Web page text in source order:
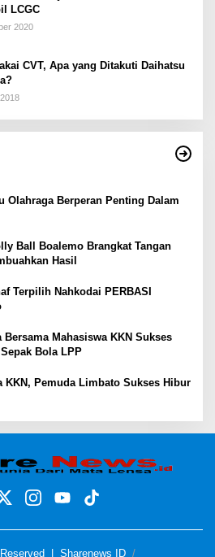
LCGC
2020
CVT, Apa yang Ditakuti Daihatsu
Olahraga Berperan Penting Dalam
Ball Boalemo Brangkat Tangan
Hasil
Terpilih Nahkodai PERBASI
Mahasiswa KKN Sukses
Bola LPP
KKN, Pemuda Limbato Sukses Hibur
| Sharenews ID